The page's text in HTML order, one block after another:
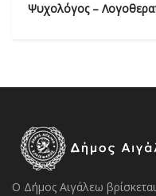
Ψυχολόγος –
Ο Δήμος Αιγάλεω